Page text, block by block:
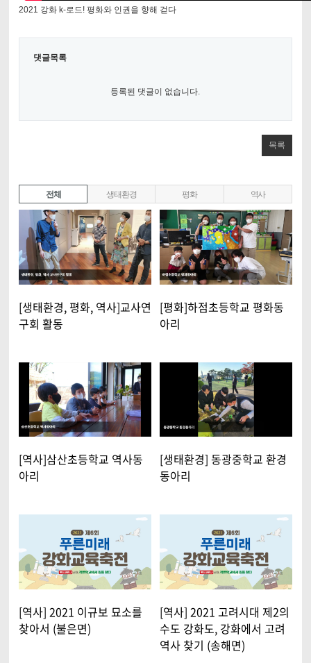
2021 강화 k-로드! 평화와 인권을 향해 걷다
댓글목록
등록된 댓글이 없습니다.
목록
전체 생태환경 평화 역사
[생태환경, 평화, 역사]교사연
구회 활동
[평화]하점초등학교 평화동
아리
[역사]삼산초등학교 역사동
아리
[생태환경] 동광중학교 환경
동아리
[역사] 2021 이규보 묘소를
찾아서 (불은면)
[역사] 2021 고려시대 제2의
수도 강화도, 강화에서 고려
역사 찾기 (송해면)